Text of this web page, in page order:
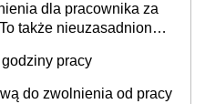
dla pracownika za
także nieuzasadniona
pracy
do zwolnienia od pracy